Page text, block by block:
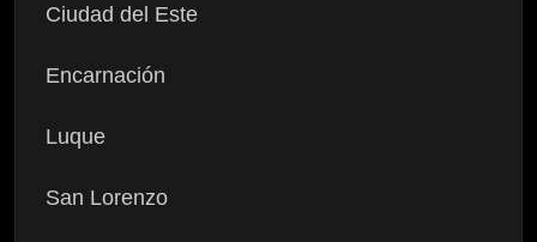
Ciudad del Este
Encarnación
Luque
San Lorenzo